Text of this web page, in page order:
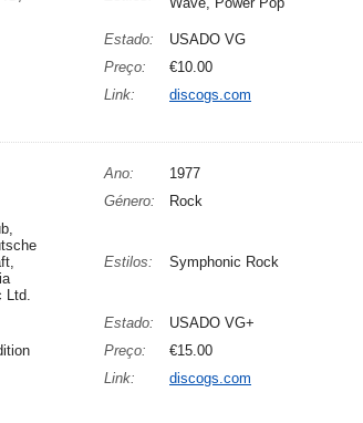
Estado:
USADO VG
Preço:
€10.00
Link:
discogs.com
Ano:
1977
Género: Rock
Ltd.
Estilos: Symphonic Rock
Estado:
USADO VG+
Preço:
€15.00
Link:
discogs.com